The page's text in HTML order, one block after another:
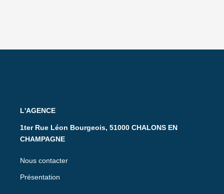
L'AGENCE
1ter Rue Léon Bourgeois, 51000 CHALONS EN
CHAMPAGNE
Nous contacter
Présentation